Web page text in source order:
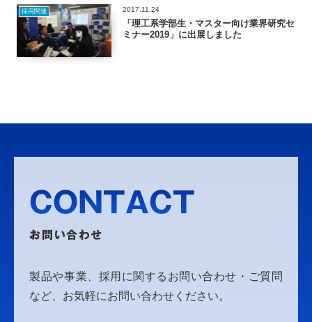
採用関連 2017.11.24
「理工系学部生・マスター向け業界研究セ
ミナー2019」に出展しました
CONTACT
お問い合わせ
製品や事業、採用に関するお問い合わせ・ご質問
など、お気軽にお問い合わせください。